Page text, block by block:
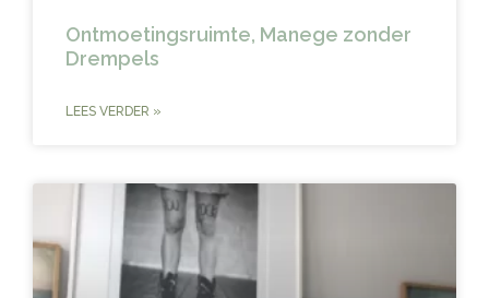
Ontmoetingsruimte, Manege zonder
Drempels
LEES VERDER »